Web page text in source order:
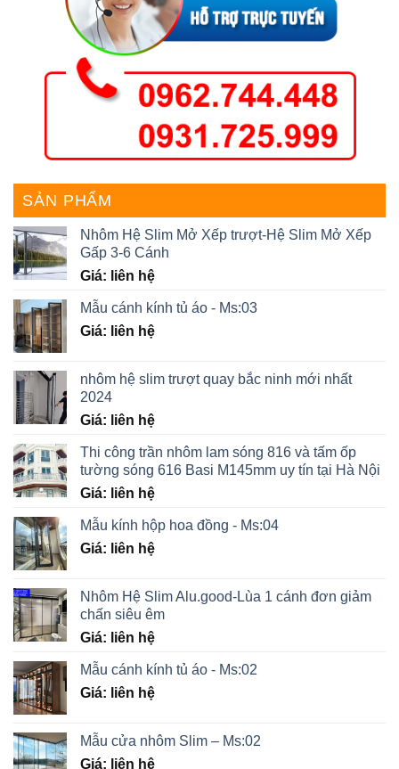
SẢN PHẨM
Nhôm Hệ Slim Mở Xếp trượt-Hệ Slim Mở Xếp
Gấp 3-6 Cánh
Giá: liên hệ
Mẫu cánh kính tủ áo - Ms:03
Giá: liên hệ
nhôm hệ slim trượt quay bắc ninh mới nhất
2024
Giá: liên hệ
Thi công trần nhôm lam sóng 816 và tấm ốp
tường sóng 616 Basi M145mm uy tín tại Hà Nội
Giá: liên hệ
Mẫu kính hộp hoa đồng - Ms:04
Giá: liên hệ
Nhôm Hệ Slim Alu.good-Lùa 1 cánh đơn giảm
chấn siêu êm
Giá: liên hệ
Mẫu cánh kính tủ áo - Ms:02
Giá: liên hệ
Mẫu cửa nhôm Slim – Ms:02
Giá: liên hệ